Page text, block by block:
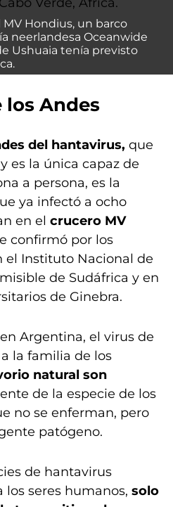
Hondius, un barco
neerlandesa Oceanwide
Ushuaia tenía previsto
los Andes
del hantavirus, que
es la única capaz de
a persona, es la
ya infectó a ocho
en el crucero MV
confirmó por los
el Instituto Nacional de
de Sudáfrica y en
de Ginebra.
Argentina, el virus de
la familia de los
natural son
de la especie de los
no se enferman, pero
patógeno.
de hantavirus
los seres humanos, solo